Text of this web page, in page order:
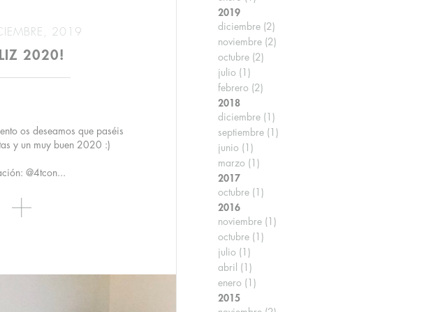
2019
2020!
os deseamos que paséis
y un muy buen 2020 :)
@4tcon...
2019
diciembre (2)
noviembre (2)
octubre (2)
julio (1)
febrero (2)
2018
diciembre (1)
septiembre (1)
junio (1)
marzo (1)
2017
octubre (1)
2016
noviembre (1)
octubre (1)
julio (1)
abril (1)
enero (1)
2015